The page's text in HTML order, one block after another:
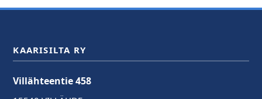
KAARISILTA RY
Villähteentie 458